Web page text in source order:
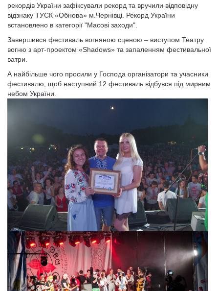
рекордів України зафіксували рекорд та вручили відповідну
відзнаку ТУСК «Обнова» м.Чернівці. Рекорд України
встановлено в категорії "Масові заходи".
Завершився фестиваль вогняною сценою – виступом Театру
вогню з арт-проектом «Shadows» та запаленням фестивальної
ватри.
А найбільше чого просили у Господа організатори та учасники
фестивалю, щоб наступний 12 фестиваль відбувся під мирним
небом України.